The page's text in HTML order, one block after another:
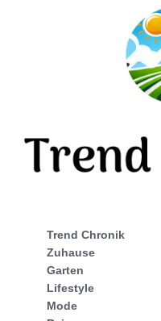
Trend Chronik
Zuhause
Garten
Lifestyle
Mode